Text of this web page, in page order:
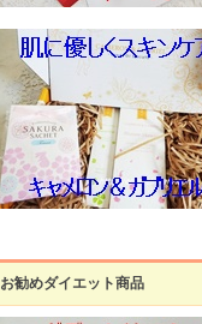
お勧めダイエット商品